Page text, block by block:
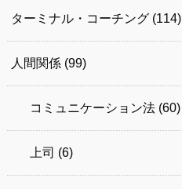
ターミナル・コーチング (114)
人間関係 (99)
コミュニケーション法 (60)
上司 (6)